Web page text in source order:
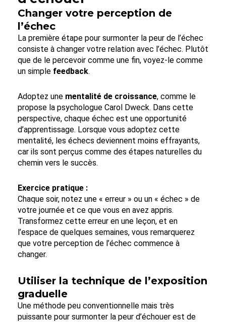
Changer votre perception de
l’échec
La première étape pour surmonter la peur de l’échec
consiste à changer votre relation avec l’échec. Plutôt
que de le percevoir comme une fin, voyez-le comme
un simple feedback.
Adoptez une mentalité de croissance, comme le
propose la psychologue Carol Dweck. Dans cette
perspective, chaque échec est une opportunité
d’apprentissage. Lorsque vous adoptez cette
mentalité, les échecs deviennent moins effrayants,
car ils sont perçus comme des étapes naturelles du
chemin vers le succès.
Exercice pratique :
Chaque soir, notez une « erreur » ou un « échec » de
votre journée et ce que vous en avez appris.
Transformez cette erreur en une leçon, et en
l’espace de quelques semaines, vous remarquerez
que votre perception de l’échec commence à
changer.
Utiliser la technique de l’exposition
graduelle
Une méthode peu conventionnelle mais très
puissante pour surmonter la peur d’échouer est de